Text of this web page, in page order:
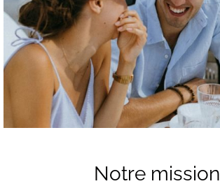
Notre mission